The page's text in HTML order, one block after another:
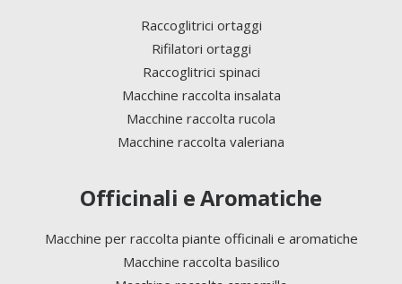
Raccoglitrici ortaggi
Rifilatori ortaggi
Raccoglitrici spinaci
Macchine raccolta insalata
Macchine raccolta rucola
Macchine raccolta valeriana
Officinali e Aromatiche
Macchine per raccolta piante officinali e aromatiche
Macchine raccolta basilico